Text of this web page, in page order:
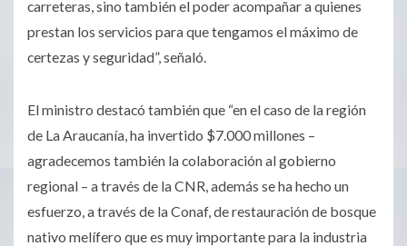
carreteras, sino también el poder acompañar a quienes
prestan los servicios para que tengamos el máximo de
certezas y seguridad”, señaló.
El ministro destacó también que “en el caso de la región
de La Araucanía, ha invertido $7.000 millones –
agradecemos también la colaboración al gobierno
regional – a través de la CNR, además se ha hecho un
esfuerzo, a través de la Conaf, de restauración de bosque
nativo melífero que es muy importante para la industria